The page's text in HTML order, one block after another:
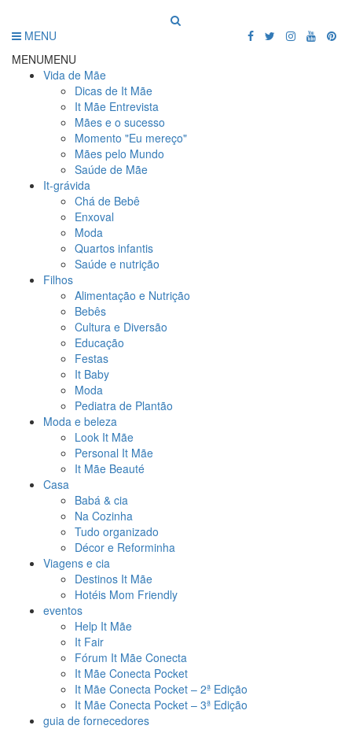
MENU
MENUMENU
Vida de Mãe
Dicas de It Mãe
It Mãe Entrevista
Mães e o sucesso
Momento "Eu mereço"
Mães pelo Mundo
Saúde de Mãe
It-grávida
Chá de Bebê
Enxoval
Moda
Quartos infantis
Saúde e nutrição
Filhos
Alimentação e Nutrição
Bebês
Cultura e Diversão
Educação
Festas
It Baby
Moda
Pediatra de Plantão
Moda e beleza
Look It Mãe
Personal It Mãe
It Mãe Beauté
Casa
Babá & cia
Na Cozinha
Tudo organizado
Décor e Reforminha
Viagens e cia
Destinos It Mãe
Hotéis Mom Friendly
eventos
Help It Mãe
It Fair
Fórum It Mãe Conecta
It Mãe Conecta Pocket
It Mãe Conecta Pocket – 2ª Edição
It Mãe Conecta Pocket – 3ª Edição
guia de fornecedores